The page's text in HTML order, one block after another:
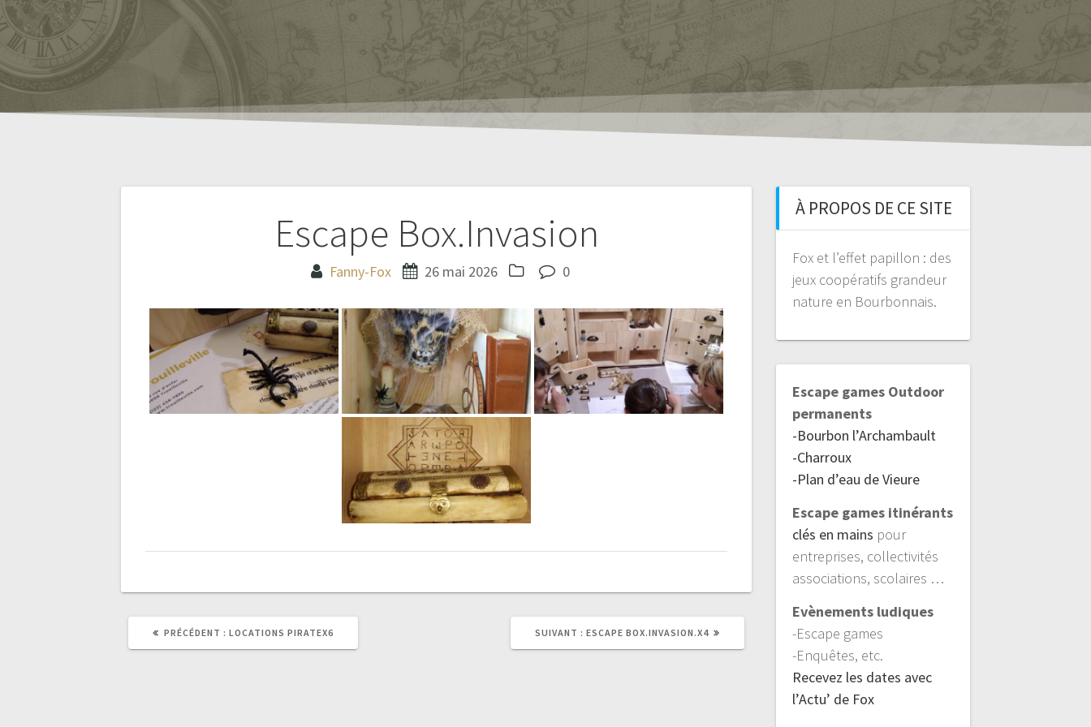
Escape Box.Invasion
Fanny-Fox 26 mai 2026 0
Navigation
l’article
PRÉCÉDENT : ARTICLE
LOCATIONS PIRATEX6 SUIVANT : ARTICLE
ESCAPE BOX.INVASION.X4
À PROPOS DE CE SITE
Fox et l’effet papillon : des
jeux coopératifs grandeur
nature en Bourbonnais.
Escape games Outdoor
permanents
-Bourbon l’Archambault
-Charroux
-Plan d’eau de Vieure
Escape games itinérants
clés en mains pour
entreprises, collectivités
associations, scolaires …
Evènements ludiques
-Escape games
-Enquêtes, etc.
Recevez les dates avec
l’Actu’ de Fox